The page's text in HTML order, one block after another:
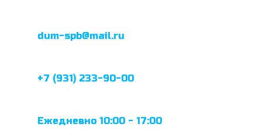
dum-spb@mail.ru
+7 (931) 233-90-00
Ежедневно 10:00 - 17:00